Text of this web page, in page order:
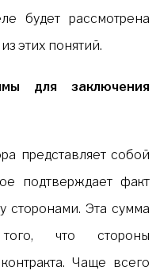
будет рассмотрена
этих понятий.
для заключения
представляет собой
подтверждает факт
сторонами. Эта сумма
того, что стороны
Чаще всего